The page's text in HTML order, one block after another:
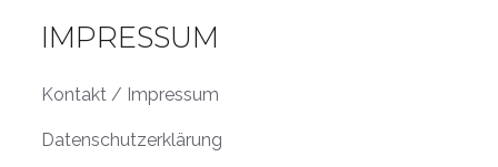
IMPRESSUM
Kontakt / Impressum
Datenschutzerklärung